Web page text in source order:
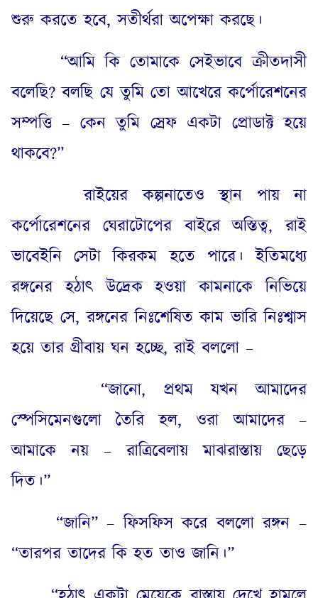
শুরু করতে হবে,সতীর্থরা অপেক্ষা করছে।
“আমি কি তোমাকে সেইভাবে ক্রীতদাসী
বলেছি?বলছি যে তুমি তো আখেরে কর্পোরেশনের
সম্পত্তি – কেন তুমি স্রেফ একটা প্রোডাক্ট হয়ে
থাকবে?”
রাইয়ের কল্পনাতেও স্থান পায় না
কর্পোরেশনের ঘেরাটোপের বাইরে অস্তিত্ব,রাই
ভাবেইনি সেটা কিরকম হতে পারে। ইতিমধ্যে
রঙ্গনের হঠাৎ উদ্রেক হওয়া কামনাকে নিভিয়ে
দিয়েছে সে,রঙ্গনের নিঃশেষিত কাম ভারি নিঃশ্বাস
হয়ে তার গ্রীবায় ঘন হচ্ছে,রাই বললো –
“জানো, প্রথম যখন আমাদের
স্পেসিমেনগুলো তৈরি হল, ওরা আমাদের –
আমাকে নয় – রাত্রিবেলায় মাঝরাস্তায় ছেড়ে
দিত।”
“জানি” – ফিসফিস করে বললো রঙ্গন –
“তারপর তাদের কি হত তাও জানি।”